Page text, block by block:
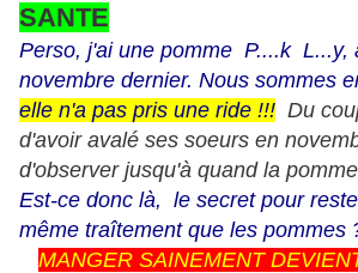
SANTE
Perso, j'ai une pomme P....k L...y,
novembre dernier. Nous sommes
elle n'a pas pris une ride !!! Du
d'avoir avalé ses soeurs en
d'observer jusqu'à quand la
Est-ce donc là, le secret pour
même traîtement que les pommes
MANGER SAINEMENT